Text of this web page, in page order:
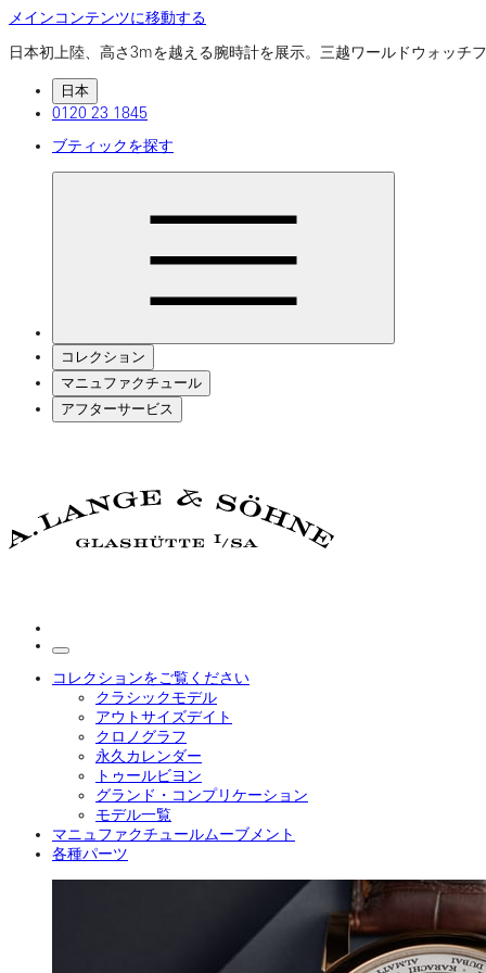
メインコンテンツに移動する
日本初上陸、高さ3mを越える腕時計を展示。三越ワールドウォッ
日本
0120 23 1845
ブティックを探す
コレクション
マニュファクチュール
アフターサービス
コレクションをご覧ください
クラシックモデル
アウトサイズデイト
クロノグラフ
永久カレンダー
トゥールビヨン
グランド・コンプリケーション
モデル一覧
マニュファクチュールムーブメント
各種パーツ